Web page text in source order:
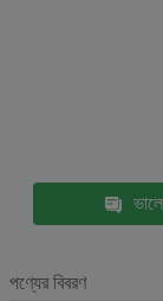
পণ্যের বিবরণ